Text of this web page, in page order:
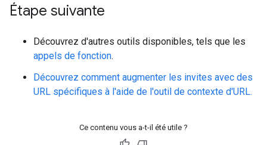
Étape suivante
Découvrez d'autres outils disponibles, tels que les
appels de fonction.
Découvrez comment augmenter les invites avec des
URL spécifiques à l'aide de l'outil de contexte d'URL.
Ce contenu vous a-t-il été utile ?